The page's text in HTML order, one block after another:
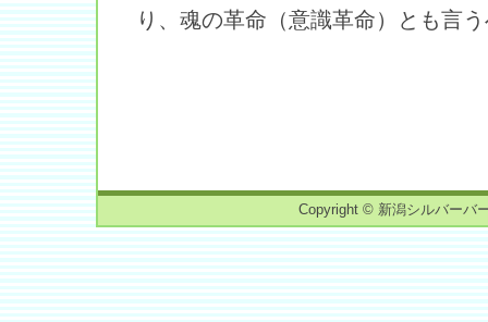
り、魂の革命（意識革命）とも言
Copyright © 新潟シルバーバ